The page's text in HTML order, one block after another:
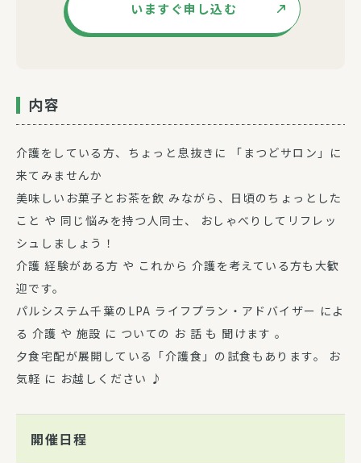
いますぐ申し込む
内容
介護をしている方、ちょっと息抜きに 「まつどサロン」に
来てみませんか
美味しいお菓子とお茶を飲 みながら、日頃のちょっとした
こと や 同じ悩みを持つ人同士、 おしゃべりしてリフレッ
シュしましょう！
介護 経験がある方 や これから 介護を考えている方も大歓
迎です。
パルシステム千葉のLPA ライフプラン・アドバイザー によ
る 介護 や 施設 に ついての お 話 も 聞けます 。
夕食宅配が展開している「介護食」の試食もあります。 お
気軽 に お越しください ♪
開催日程